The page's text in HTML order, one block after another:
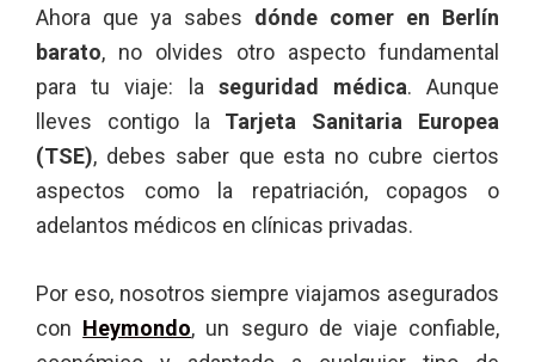
Ahora que ya sabes dónde comer en Berlín
barato, no olvides otro aspecto fundamental
para tu viaje: la seguridad médica. Aunque
lleves contigo la Tarjeta Sanitaria Europea
(TSE), debes saber que esta no cubre ciertos
aspectos como la repatriación, copagos o
adelantos médicos en clínicas privadas.
Por eso, nosotros siempre viajamos asegurados
con Heymondo, un seguro de viaje confiable,